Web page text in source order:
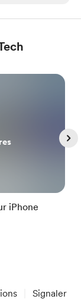
iPhone
Signaler